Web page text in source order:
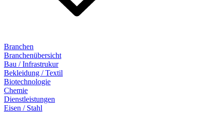
Branchen
Branchenübersicht
Bau / Infrastrukur
Bekleidung / Textil
Biotechnologie
Chemie
Dienstleistungen
Eisen / Stahl